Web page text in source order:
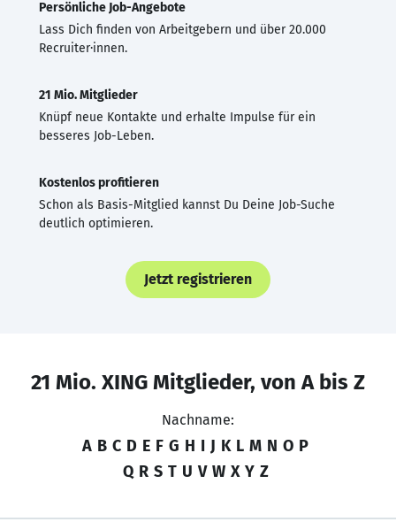
Persönliche Job-Angebote
Lass Dich finden von Arbeitgebern und über 20.000
Recruiter·innen.
21 Mio. Mitglieder
Knüpf neue Kontakte und erhalte Impulse für ein
besseres Job-Leben.
Kostenlos profitieren
Schon als Basis-Mitglied kannst Du Deine Job-Suche
deutlich optimieren.
Jetzt registrieren
21 Mio. XING Mitglieder, von A bis Z
Nachname:
A B C D E F G H I J K L M N O P
Q R S T U V W X Y Z